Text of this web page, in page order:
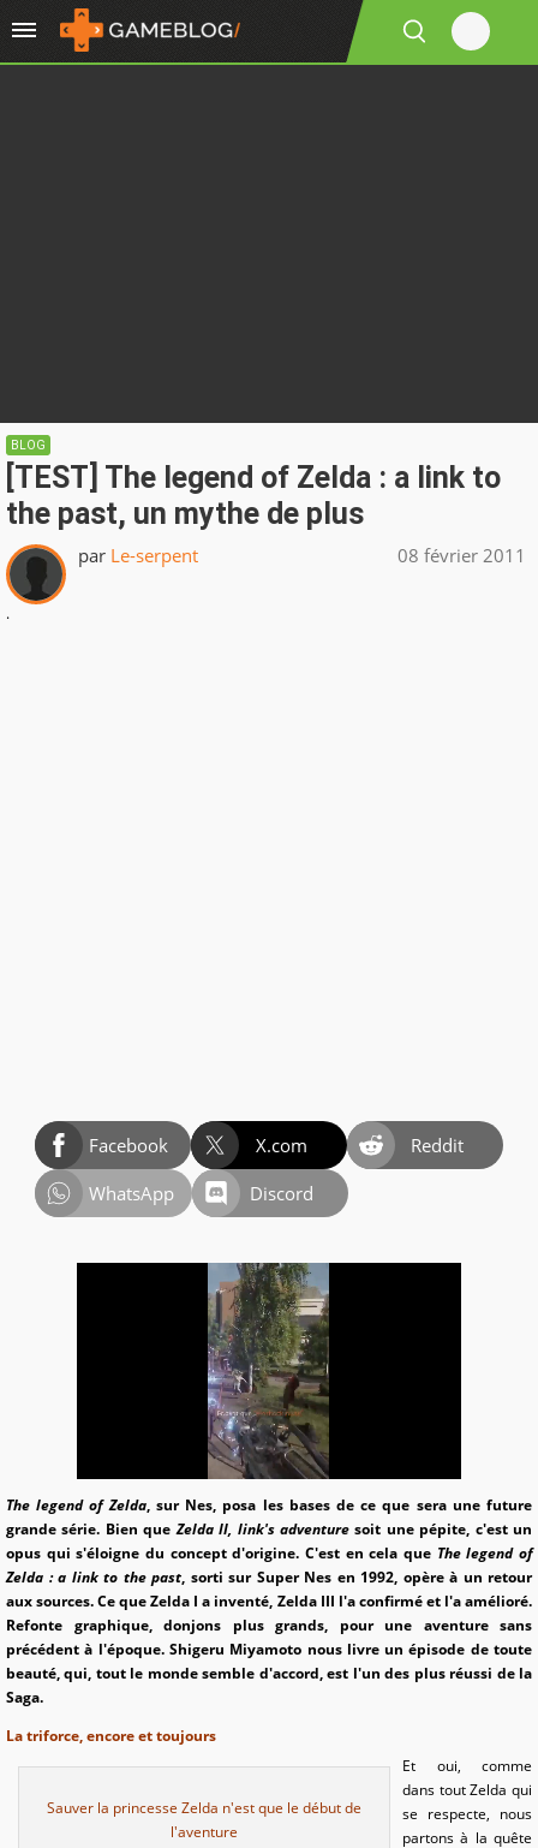
BLOG
[TEST] The legend of Zelda : a link to
the past, un mythe de plus
par Le-serpent 08 février 2011
.
Facebook X.com
Reddit
WhatsApp
Discord
The legend of Zelda, sur Nes, posa les bases de ce que sera une future
grande série. Bien que Zelda II, link's adventure soit une pépite, c'est un
opus qui s'éloigne du concept d'origine. C'est en cela que The legend of
Zelda : a link to the past, sorti sur Super Nes en 1992, opère à un retour
aux sources. Ce que Zelda I a inventé, Zelda III l'a confirmé et l'a amélioré.
Refonte graphique, donjons plus grands, pour une aventure sans
précédent à l'époque. Shigeru Miyamoto nous livre un épisode de toute
beauté, qui, tout le monde semble d'accord, est l'un des plus réussi de la
Saga.
La triforce, encore et toujours
Sauver la princesse Zelda n'est que le début de
l'aventure
Et oui, comme
dans tout Zelda qui
se respecte, nous
partons à la quête